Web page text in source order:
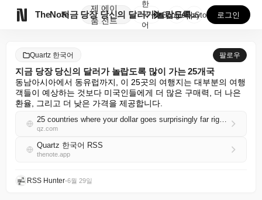
TheNote
제
품
에이
전트
지금 당장 당신의 달러가 놀랍도록 많이 가는 25개국
한
국
어
GooglePlay
AppStore 로그인
Quartz 한국어 팔로우
지금 당장 당신의 달러가 놀랍도록 많이 가는 25개국
동남아시아에서 동유럽까지, 이 25곳의 여행지는 대부분의 여행
객들이 예상하는 것보다 미국인들에게 더 많은 구매력, 더 나은
환율, 그리고 더 낮은 가격을 제공합니다.
25 countries where your dollar goes surprisingly far right now
qz.com
Quartz 한국어 RSS
thenote.app
RSS Hunter•6월 29일